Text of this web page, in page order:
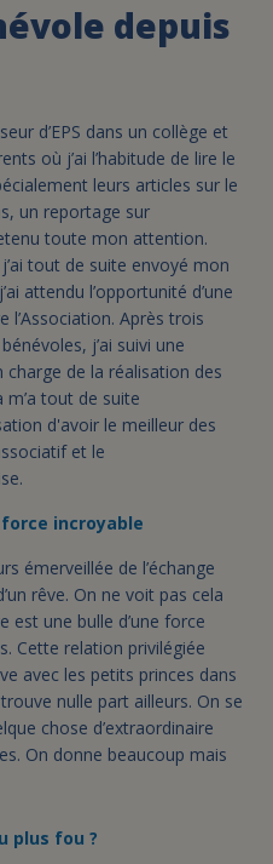
depuis
d’EPS dans un collège et
où j’ai l’habitude de lire le
leurs articles sur le
un reportage sur
toute mon attention.
tout de suite envoyé mon
attendu l’opportunité d’une
Après trois
j’ai suivi une
de la réalisation des
m’a tout de suite
d'avoir le meilleur des
et le
incroyable
émerveillée de l’échange
rêve. On ne voit pas cela
est une bulle d’une force
Cette relation privilégiée
avec les petits princes dans
nulle part ailleurs. On se
chose d’extraordinaire
On donne beaucoup mais
plus fou ?